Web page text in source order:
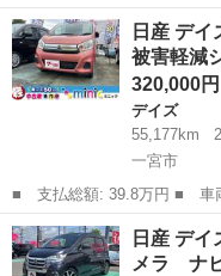
名： 日産 ■ 車種名： デ
周囲カメラ ナビ ＴＶ ク
ム オートラ...
愛知 一宮市 デイズ
日産 デ
被害軽減
320,000円
デイズ
55,177km
一宮市
■ 支払総額: 39.8万円 ■ 車両本体価格： 320,000 円 ■ メーカー
名： 日産 ■ 車種名： デ
検付 ナビ 衝突被害軽減シ
ミラー ベン...
愛知 一宮市 デイズ
日産 デ
メラ ナ